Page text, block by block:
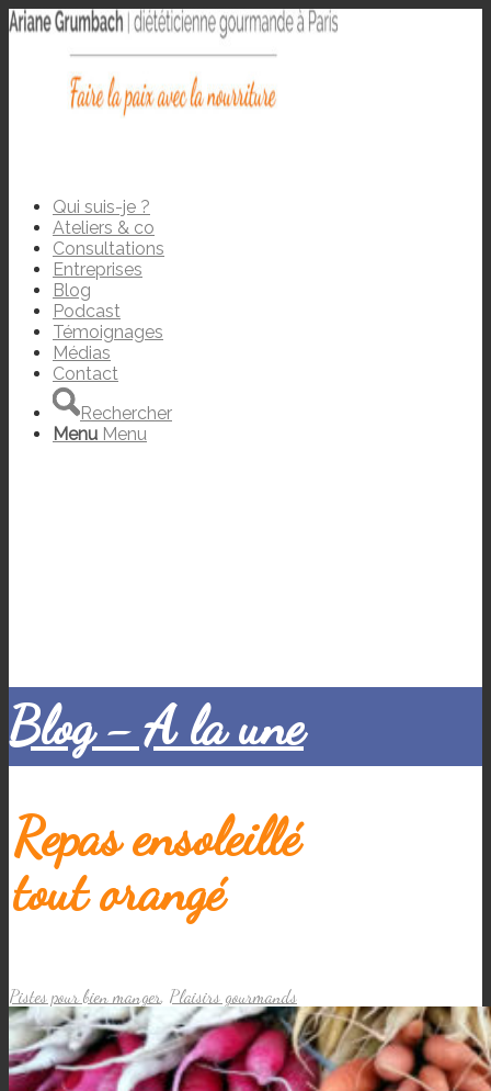
Qui suis-je ?
Ateliers & co
Consultations
Entreprises
Blog
Podcast
Témoignages
Médias
Contact
Rechercher
Menu Menu
Blog - A la une
Repas ensoleillé
tout orangé
Pistes pour bien manger Plaisirs gourmands